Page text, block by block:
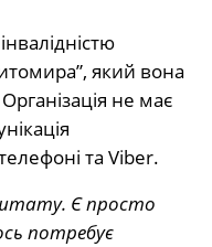
який вона
не має
та Viber.
штату. Є просто
потребує